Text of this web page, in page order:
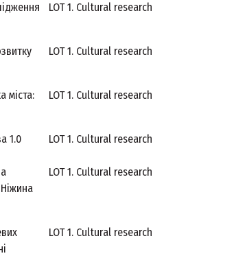
LOT 1. Cultural research
LOT 1. Cultural research
міста:
LOT 1. Cultural research
1.0 LOT 1. Cultural research
LOT 1. Cultural research
LOT 1. Cultural research